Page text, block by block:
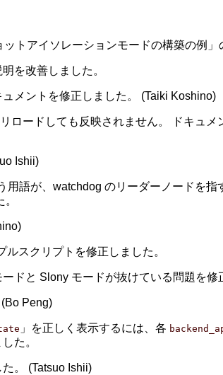
ットアイソレーションモードの構築の例
を改善しました。
メントを修正しました。 (Taiki Koshino)
ロードしても反映されません。 ドキュ
Ishii)
語が、watchdog のリーダーノードを
ルスクリプトを修正しました。
ドと Slony モードが抜けている問題を修
Peng)
」を正しく表示するには、各
た。
。 (Tatsuo Ishii)